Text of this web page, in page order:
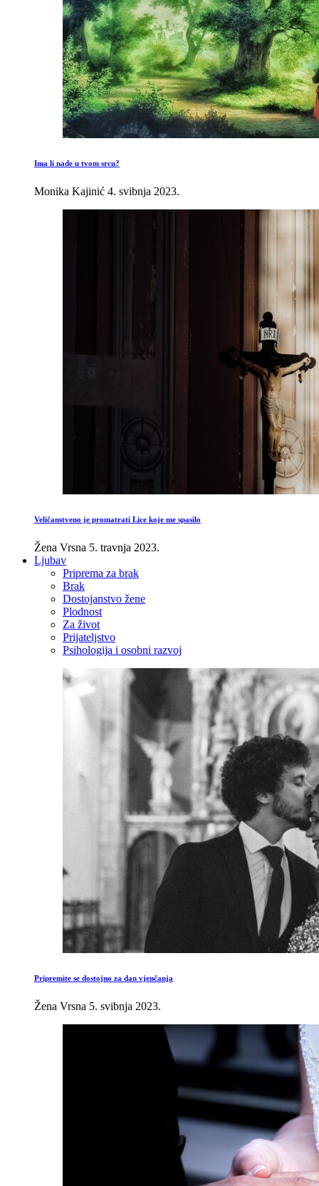
Ima li nade u tvom srcu?
Monika Kajinić 4. svibnja 2023.
Veličanstveno je promatrati Lice koje me spasilo
Žena Vrsna 5. travnja 2023.
Ljubav
Priprema za brak
Brak
Dostojanstvo žene
Plodnost
Za život
Prijateljstvo
Psihologija i osobni razvoj
Pripremite se dostojno za dan vjenčanja
Žena Vrsna 5. svibnja 2023.